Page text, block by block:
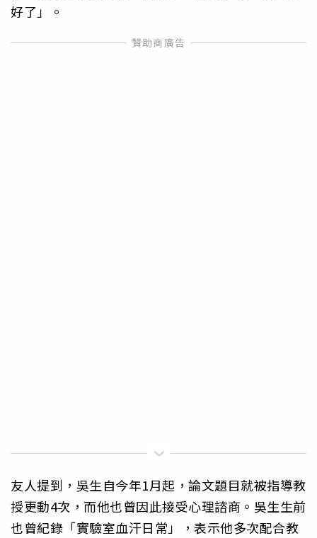
好了」。
友人提到，吳生自今年1月起，論文題目就被指導教
授更動4次，而他也曾因此接受心理諮商。吳生生前
也曾紀錄「實驗室血汗日常」，表示他多次配合教